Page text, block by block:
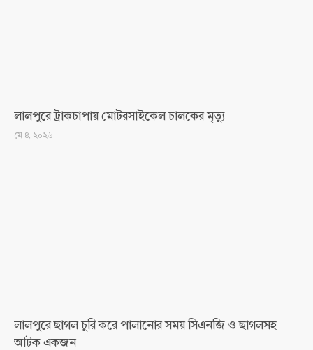
লালপুরে ট্রাকচাপায় মোটরসাইকেল চালকের মৃত্যু
মে ৪, ২০২৬
লালপুরে ছাগল চুরি করে পালানোর সময় সিএনজি ও ছাগলসহ
আটক একজন